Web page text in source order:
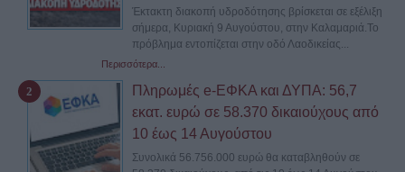
Έκτακτη διακοπή υδροδότησης βρίσκεται σε εξέλιξη
σήμερα, Κυριακή 9 Αυγούστου, στην Καλαμαριά.Το
πρόβλημα εντοπίζεται στην οδό Λαοδικείας...
Περισσότερα...
Πληρωμές e-ΕΦΚΑ και ΔΥΠΑ: 56,7
εκατ. ευρώ σε 58.370 δικαιούχους από
10 έως 14 Αυγούστου
Συνολικά 56.756.000 ευρώ θα καταβληθούν σε